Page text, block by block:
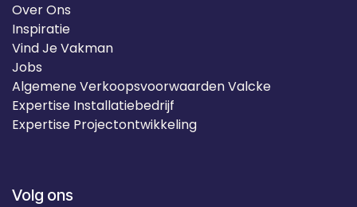
Over Ons
Inspiratie
Vind Je Vakman
Jobs
Algemene Verkoopsvoorwaarden Valcke
Expertise Installatiebedrijf
Expertise Projectontwikkeling
Volg ons